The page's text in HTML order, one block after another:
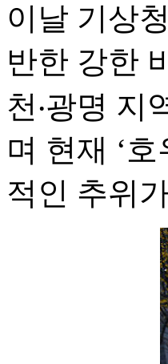
이날 기상
반한 강한
천‧광명 지
며 현재 ‘
적인 추위